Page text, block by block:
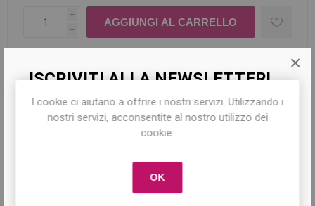
ISCRIVITI ALLA NEWSLETTER!
Iscriviti per conoscere le nostre ultime
offerte e ricevere il10% di sconto
×
i
h
Share:
I cookie ci aiutano a offrire i nostri servizi. Utilizzando i
nostri servizi, acconsentite al nostro utilizzo dei
cookie.
OK